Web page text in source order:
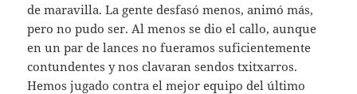
de maravilla. La gente desfasó menos, animó más,
pero no pudo ser. Al menos se dio el callo, aunque
en un par de lances no fueramos suficientemente
contundentes y nos clavaran sendos txitxarros.
Hemos jugado contra el mejor equipo del último